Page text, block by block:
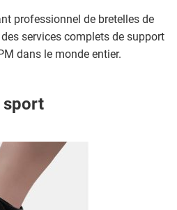
professionnel de bretelles de
services complets de support
dans le monde entier.
sport